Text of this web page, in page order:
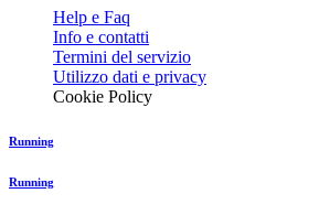
Help e Faq
Info e contatti
Termini del servizio
Utilizzo dati e privacy
Cookie Policy
Running
Running